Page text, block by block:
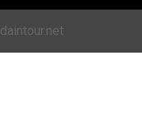
daintour.net